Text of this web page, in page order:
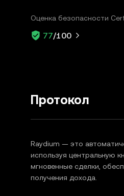
Оценка безопасности
77/100
Протокол
Raydium — это
используя центральную
мгновенные сделки,
получения дохода.